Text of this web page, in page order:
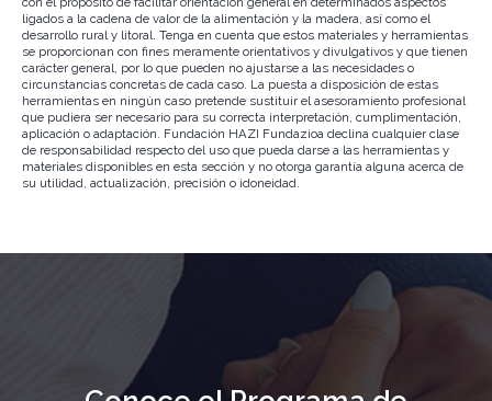
ligados a la cadena de valor de la alimentación y la madera, así como el
desarrollo rural y litoral. Tenga en cuenta que estos materiales y herramientas
se proporcionan con fines meramente orientativos y divulgativos y que tienen
carácter general, por lo que pueden no ajustarse a las necesidades o
circunstancias concretas de cada caso. La puesta a disposición de estas
herramientas en ningún caso pretende sustituir el asesoramiento profesional
que pudiera ser necesario para su correcta interpretación, cumplimentación,
aplicación o adaptación. Fundación HAZI Fundazioa declina cualquier clase
de responsabilidad respecto del uso que pueda darse a las herramientas y
materiales disponibles en esta sección y no otorga garantía alguna acerca de
su utilidad, actualización, precisión o idoneidad.